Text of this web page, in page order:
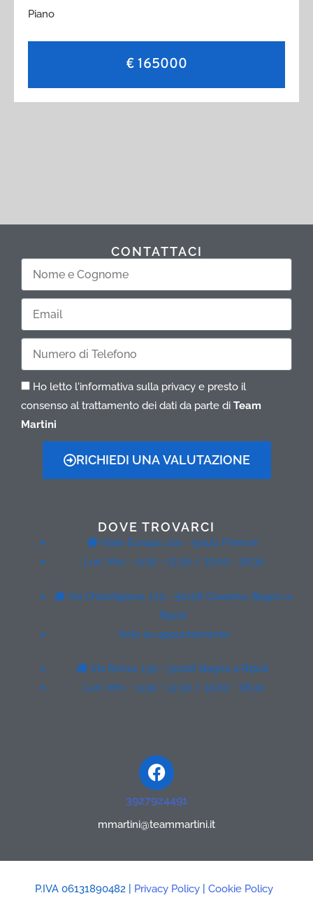
Piano
€ 165000
CONTATTACI
e
Cognome
Ho letto l'informativa sulla privacy e presto il
consenso al trattamento dei dati da parte di Team
Martini
RICHIEDI UNA VALUTAZIONE
DOVE TROVARCI
Viale Europa, 101 - 50121 Firenze
Lun. Ven. - 9:30 - 12:30 / 15:00 - 18:30
Via Chiantigiana, 172 - 50126 Grassina, Bagno a
Ripoli
Solo su appuntamento
Via Roma, 130 - 50126 Bagno a Ripoli
Lun. Ven. - 9:30 - 12:30 / 15:00 - 18:30
Facebook
3927924491
mmartini@teammartini.it
P.IVA 06131890482 | Privacy Policy| Cookie Policy